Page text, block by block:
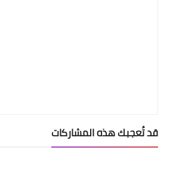
قد تُعجبك هذه المشاركات